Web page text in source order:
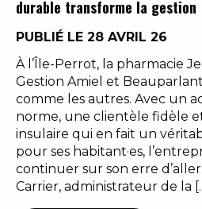
durable transforme la gestion
PUBLIÉ LE 28 AVRIL 26
À l’Île-Perrot, la pharmacie
Gestion Amiel et
comme les autres. Avec un
norme, une clientèle fidèle
insulaire qui en fait un
pour ses habitant·es,
continuer sur son erre
Carrier, administrateur de la